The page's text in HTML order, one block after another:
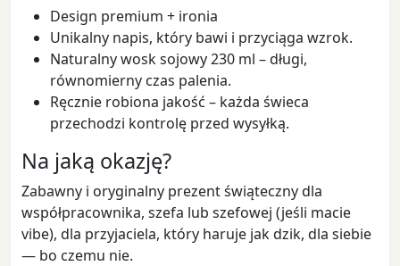
Design premium + ironia
Unikalny napis, który bawi i przyciąga wzrok.
Naturalny wosk sojowy 230 ml – długi,
równomierny czas palenia.
Ręcznie robiona jakość – każda świeca
przechodzi kontrolę przed wysyłką.
Na jaką okazję?
Zabawny i oryginalny prezent świąteczny dla
współpracownika, szefa lub szefowej (jeśli macie
vibe), dla przyjaciela, który haruje jak dzik, dla siebie
— bo czemu nie.